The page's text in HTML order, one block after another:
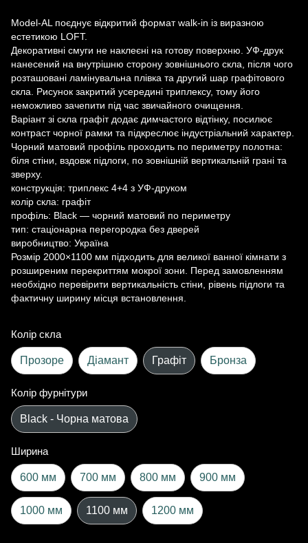
Model-AL поєднує відкритий формат walk-in із виразною
естетикою LOFT.
Декоративні смуги не наклеєні на готову поверхню. УФ-друк
нанесений на внутрішню сторону зовнішнього скла, після чого
розташовані ламінувальна плівка та другий шар графітового
скла. Рисунок закритий усередині триплексу, тому його
неможливо зачепити під час звичайного очищення.
Варіант зі скла графіт додає димчастого відтінку, посилює
контраст чорної рамки та підкреслює індустріальний характер.
Чорний матовий профіль проходить по периметру полотна:
біля стіни, вздовж підлоги, по зовнішній вертикальній грані та
зверху.
конструкція: триплекс 4+4 з УФ-друком
колір скла: графіт
профіль: Black — чорний матовий по периметру
тип: стаціонарна перегородка без дверей
виробництво: Україна
Розмір 2000×1100 мм підходить для великої ванної кімнати з
розширеним перекриттям мокрої зони. Перед замовленням
необхідно перевірити вертикальність стіни, рівень підлоги та
фактичну ширину місця встановлення.
Колір скла
Прозоре Діамант Графіт Бронза
Колір фурнітури
Black - Чорна матова
Ширина
600 мм 700 мм 800 мм 900 мм
1000 мм 1100 мм 1200 мм